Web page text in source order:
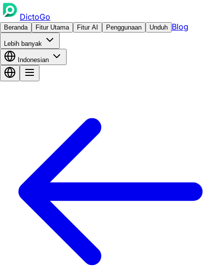
DictoGo
Beranda Fitur Utama Fitur AI Penggunaan Unduh Blog
Lebih banyak
Indonesian